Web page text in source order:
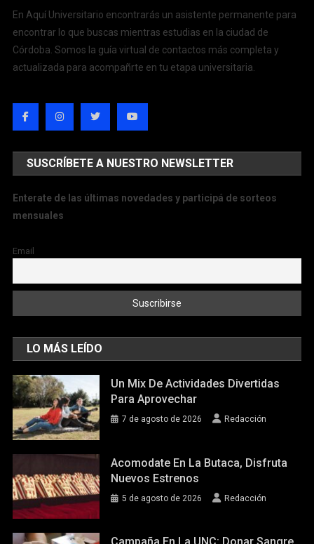
En Aquí Universitario encontrarás un asistente permanente para
encontrar lo que buscas mientras estudias en la ciudad de
Córdoba. Somos la guía virtual de contactos más completa y
actualizada para acompañrte en tu etapa universitaria.
SUSCRÍBETE A NUESTRO NEWSLETTER
Enterate de las últimas novedades y participá de sorteos
mensuales
Email
LO MÁS LEÍDO
Un Mix De Actividades Divertidas
Para Aprovechar
7 de agosto de 2026 Redacción
Acomodate En La Butaca, Disfruta
Nuevos Estrenos
5 de agosto de 2026 Redacción